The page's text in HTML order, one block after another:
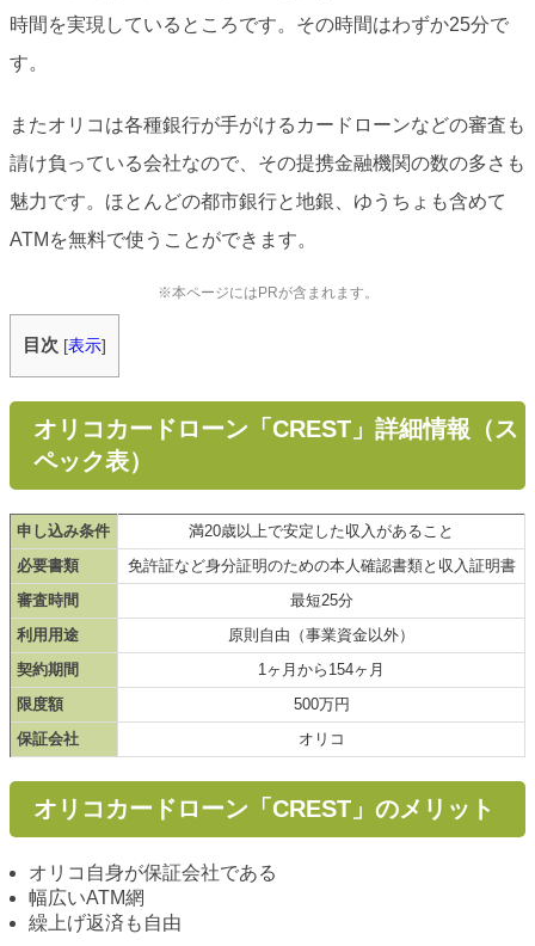
時間を実現しているところです。その時間はわずか25分で
す。
またオリコは各種銀行が手がけるカードローンなどの審査も
請け負っている会社なので、その提携金融機関の数の多さも
魅力です。ほとんどの都市銀行と地銀、ゆうちょも含めて
ATMを無料で使うことができます。
※本ページにはPRが含まれます。
目次 [表示]
オリコカードローン「CREST」詳細情報（ス
ペック表）
申し込み条件
満20歳以上で安定した収入があること
必要書類
免許証など身分証明のための本人確認書類と収入証明書
審査時間
最短25分
利用用途
原則自由（事業資金以外）
契約期間
1ヶ月から154ヶ月
限度額
500万円
保証会社
オリコ
オリコカードローン「CREST」のメリット
オリコ自身が保証会社である
幅広いATM網
繰上げ返済も自由